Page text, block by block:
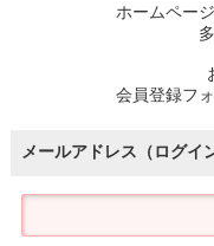
住宅ローン控除シミュレータ
ホームペー
会員登録フ
メールアドレス（ログイ